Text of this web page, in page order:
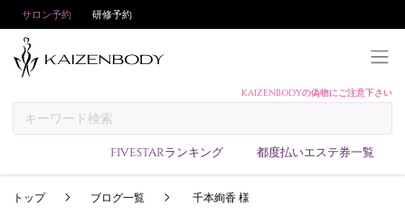
サロン予約 研修予約
KAIZENBODYの偽物にご注意下さい
FIVESTARランキング 都度払いエステ券一覧
予約方法
サロンランキング
トップ ブログ一覧
千本絢香 様